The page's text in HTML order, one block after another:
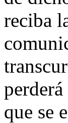
reciba
que se